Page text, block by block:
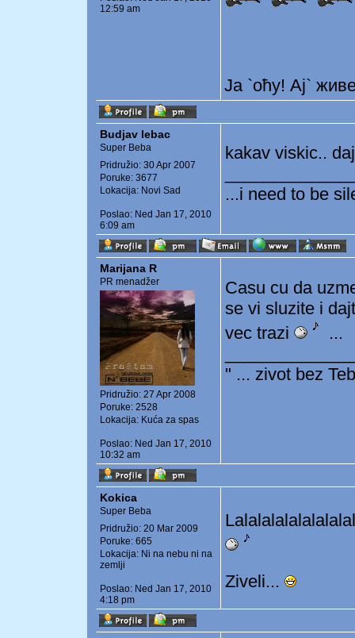
12:59 am
Ја `оћу! Ај`
Budjav lebac
Super Beba
Pridružio: 30 Apr 2007
Poruke: 3677
Lokacija: Novi Sad
Poslao: Ned Jan 17, 2010
6:09 am
kakav viskic..
...i need to be
Marijana R
PR menadžer
Pridružio: 27 Apr 2008
Poruke: 2528
Lokacija: Kuća za spas
Poslao: Ned Jan 17, 2010
10:32 am
Casu cu da
se vi sluzite i
vec trazi
...
" ... zivot bez
Kokica
Super Beba
Pridružio: 20 Mar 2009
Poruke: 665
Lokacija: Ni na nebu ni na
zemlji
Poslao: Ned Jan 17, 2010
4:18 pm
Ziveli...